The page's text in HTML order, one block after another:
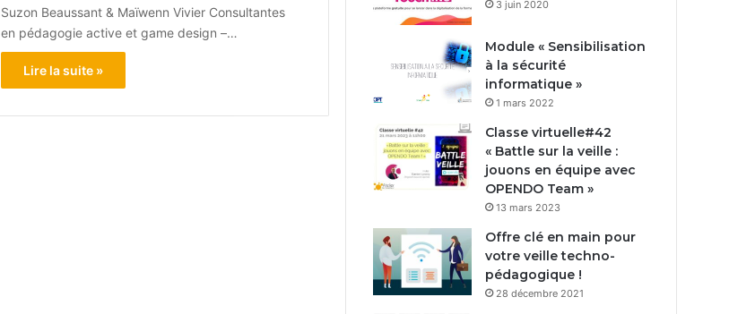
Suzon Beaussant & Maïwenn Vivier Consultantes
en pédagogie active et game design –…
Lire la suite »
3 juin 2020
Module « Sensibilisation
à la sécurité
informatique »
1 mars 2022
Classe virtuelle#42
« Battle sur la veille :
jouons en équipe avec
OPENDO Team »
13 mars 2023
Offre clé en main pour
votre veille techno-
pédagogique !
28 décembre 2021